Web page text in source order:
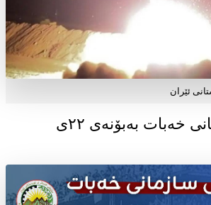
ئێران
پەیامی سازمانی خەبات بەبۆنەی ۲۲ی